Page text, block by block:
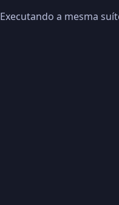
Executando a mesma